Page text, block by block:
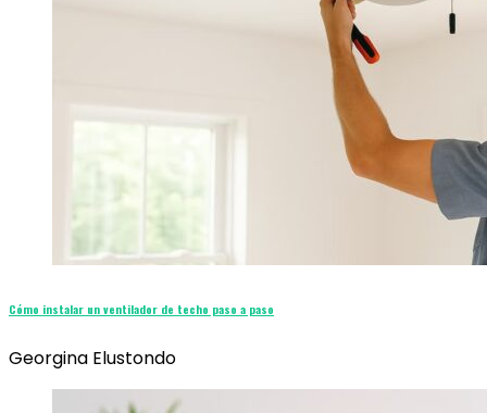
Cómo instalar un ventilador de techo paso a paso
Georgina Elustondo